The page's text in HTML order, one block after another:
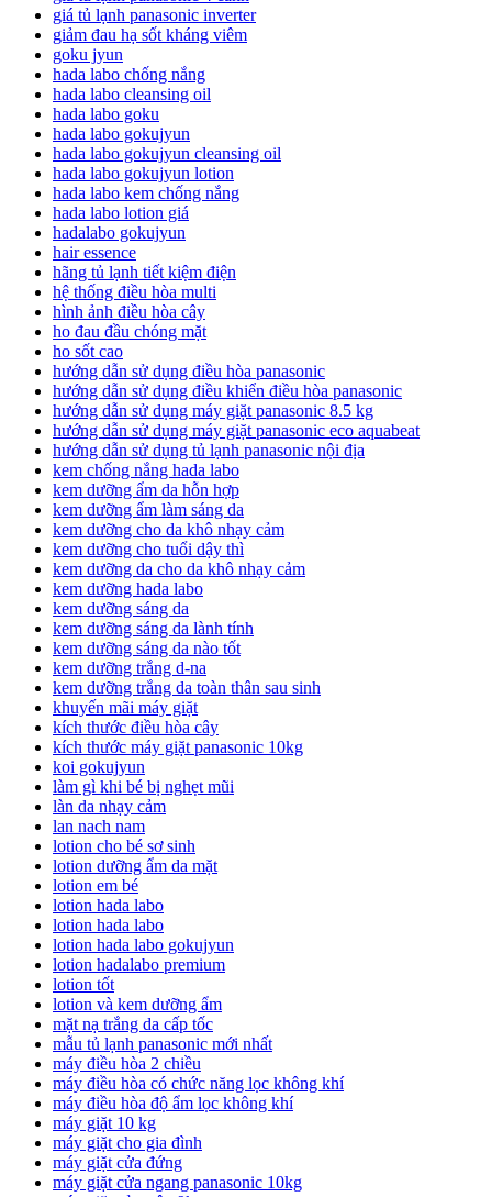
giá tủ lạnh panasonic inverter
giảm đau hạ sốt kháng viêm
goku jyun
hada labo chống nắng
hada labo cleansing oil
hada labo goku
hada labo gokujyun
hada labo gokujyun cleansing oil
hada labo gokujyun lotion
hada labo kem chống nắng
hada labo lotion giá
hadalabo gokujyun
hair essence
hãng tủ lạnh tiết kiệm điện
hệ thống điều hòa multi
hình ảnh điều hòa cây
ho đau đầu chóng mặt
ho sốt cao
hướng dẫn sử dụng điều hòa panasonic
hướng dẫn sử dụng điều khiển điều hòa panasonic
hướng dẫn sử dụng máy giặt panasonic 8.5 kg
hướng dẫn sử dụng máy giặt panasonic eco aquabeat
hướng dẫn sử dụng tủ lạnh panasonic nội địa
kem chống nắng hada labo
kem dưỡng ẩm da hỗn hợp
kem dưỡng ẩm làm sáng da
kem dưỡng cho da khô nhạy cảm
kem dưỡng cho tuổi dậy thì
kem dưỡng da cho da khô nhạy cảm
kem dưỡng hada labo
kem dưỡng sáng da
kem dưỡng sáng da lành tính
kem dưỡng sáng da nào tốt
kem dưỡng trắng d-na
kem dưỡng trắng da toàn thân sau sinh
khuyến mãi máy giặt
kích thước điều hòa cây
kích thước máy giặt panasonic 10kg
koi gokujyun
làm gì khi bé bị nghẹt mũi
làn da nhạy cảm
lan nach nam
lotion cho bé sơ sinh
lotion dưỡng ẩm da mặt
lotion em bé
lotion hada labo
lotion hada labo
lotion hada labo gokujyun
lotion hadalabo premium
lotion tốt
lotion và kem dưỡng ẩm
mặt nạ trắng da cấp tốc
mẫu tủ lạnh panasonic mới nhất
máy điều hòa 2 chiều
máy điều hòa có chức năng lọc không khí
máy điều hòa độ ẩm lọc không khí
máy giặt 10 kg
máy giặt cho gia đình
máy giặt cửa đứng
máy giặt cửa ngang panasonic 10kg